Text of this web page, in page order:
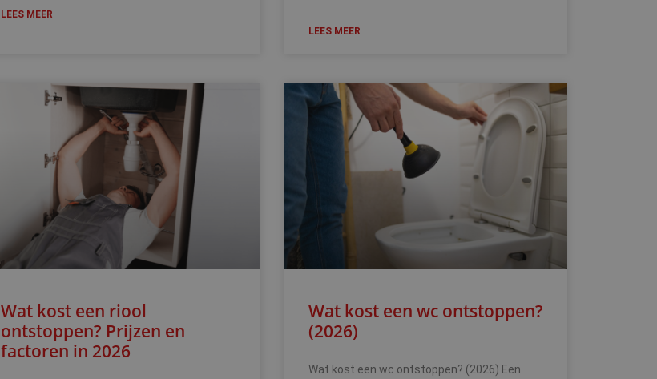
LEES MEER
LEES MEER
Wat kost een riool
ontstoppen? Prijzen en
factoren in 2026
Wat kost een wc ontstoppen?
(2026)
Wat kost een wc ontstoppen? (2026) Een